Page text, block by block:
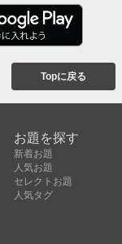
Topに戻る
お題を探す
新着お題
人気お題
セレクトお題
人気タグ